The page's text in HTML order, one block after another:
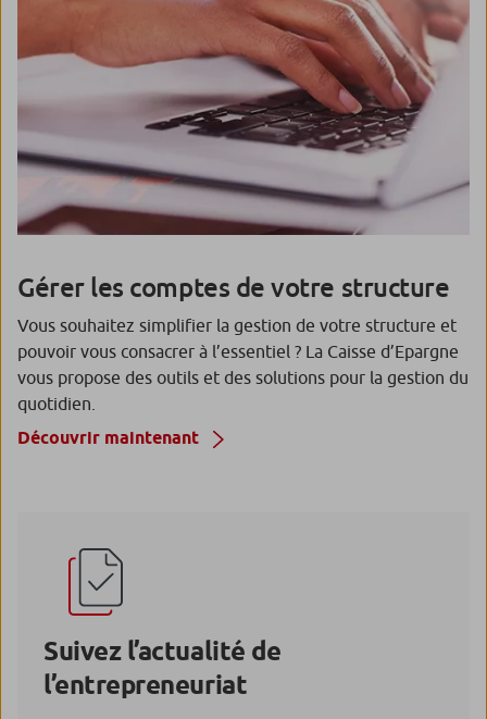
Gérer les comptes de votre structure
Vous souhaitez simplifier la gestion de votre structure et
pouvoir vous consacrer à l’essentiel ? La Caisse d’Epargne
vous propose des outils et des solutions pour la gestion du
quotidien.
Découvrir maintenant
Suivez l’actualité de
l’entrepreneuriat